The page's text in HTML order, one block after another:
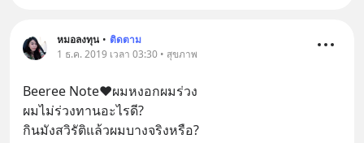
หมอลงทุน • ติดตาม
1 ธ.ค. 2019 เวลา 03:30 • สุขภาพ
Beeree Note❤️ผมหงอกผมร่วง
ผมไม่ร่วงทานอะไรดี?
กินมังสวิรัติแล้วผมบางจริงหรือ?